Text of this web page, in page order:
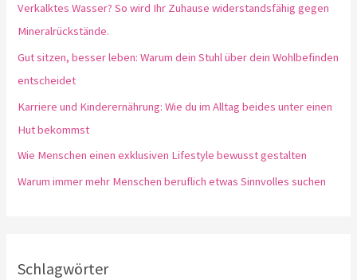
Verkalktes Wasser? So wird Ihr Zuhause widerstandsfähig gegen
Mineralrückstände.
Gut sitzen, besser leben: Warum dein Stuhl über dein Wohlbefinden
entscheidet
Karriere und Kinderernährung: Wie du im Alltag beides unter einen
Hut bekommst
Wie Menschen einen exklusiven Lifestyle bewusst gestalten
Warum immer mehr Menschen beruflich etwas Sinnvolles suchen
Schlagwörter